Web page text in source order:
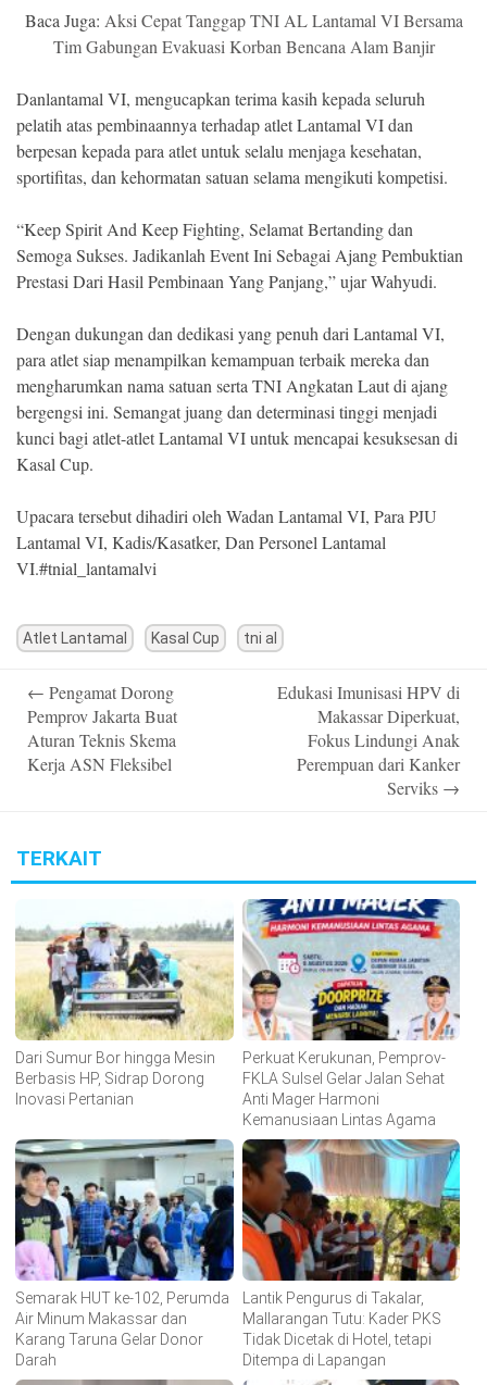
Baca Juga: Aksi Cepat Tanggap TNI AL Lantamal VI Bersama
Tim Gabungan Evakuasi Korban Bencana Alam Banjir
Danlantamal VI, mengucapkan terima kasih kepada seluruh
pelatih atas pembinaannya terhadap atlet Lantamal VI dan
berpesan kepada para atlet untuk selalu menjaga kesehatan,
sportifitas, dan kehormatan satuan selama mengikuti kompetisi.
“Keep Spirit And Keep Fighting, Selamat Bertanding dan
Semoga Sukses. Jadikanlah Event Ini Sebagai Ajang Pembuktian
Prestasi Dari Hasil Pembinaan Yang Panjang,” ujar Wahyudi.
Dengan dukungan dan dedikasi yang penuh dari Lantamal VI,
para atlet siap menampilkan kemampuan terbaik mereka dan
mengharumkan nama satuan serta TNI Angkatan Laut di ajang
bergengsi ini. Semangat juang dan determinasi tinggi menjadi
kunci bagi atlet-atlet Lantamal VI untuk mencapai kesuksesan di
Kasal Cup.
Upacara tersebut dihadiri oleh Wadan Lantamal VI, Para PJU
Lantamal VI, Kadis/Kasatker, Dan Personel Lantamal
VI.#tnial_lantamalvi
Atlet Lantamal Kasal Cup tni al
navigation
← Pengamat Dorong
Pemprov Jakarta Buat
Aturan Teknis Skema
Kerja ASN Fleksibel
Edukasi Imunisasi HPV di
Makassar Diperkuat,
Fokus Lindungi Anak
Perempuan dari Kanker
Serviks →
TERKAIT
Dari Sumur Bor hingga Mesin
Berbasis HP, Sidrap Dorong
Inovasi Pertanian
Perkuat Kerukunan, Pemprov-
FKLA Sulsel Gelar Jalan Sehat
Anti Mager Harmoni
Kemanusiaan Lintas Agama
Semarak HUT ke-102, Perumda
Air Minum Makassar dan
Karang Taruna Gelar Donor
Darah
Lantik Pengurus di Takalar,
Mallarangan Tutu: Kader PKS
Tidak Dicetak di Hotel, tetapi
Ditempa di Lapangan